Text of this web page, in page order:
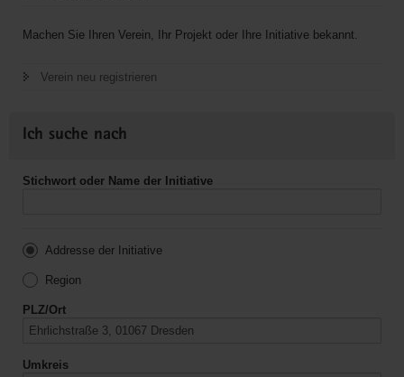
Machen Sie Ihren Verein, Ihr Projekt oder Ihre Initiative bekannt.
Verein neu registrieren
Ich suche nach
Stichwort oder Name der Initiative
Addresse der Initiative
Region
PLZ/Ort
Umkreis